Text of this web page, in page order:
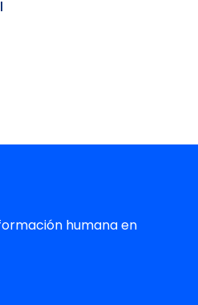
humana en